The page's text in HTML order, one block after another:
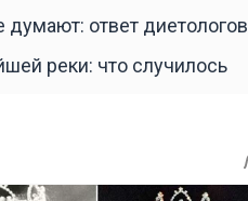
думают: ответ диетологов
реки: что случилось